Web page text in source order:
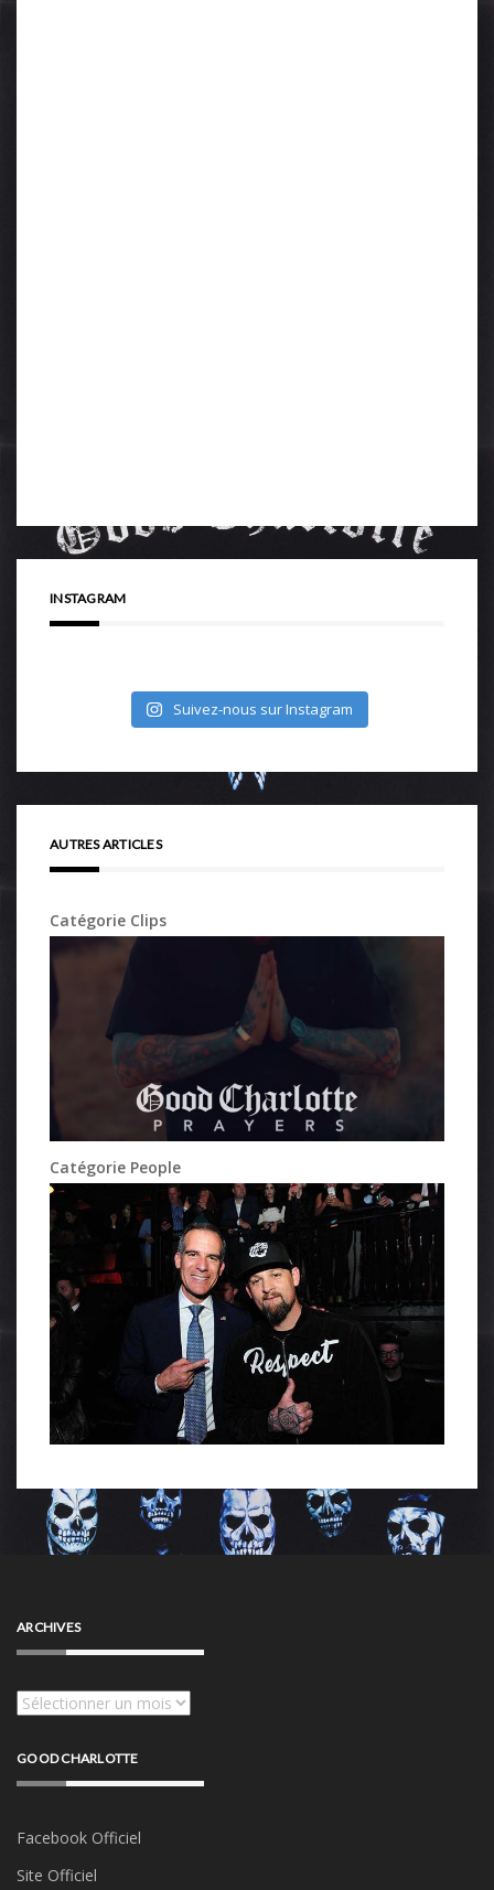
INSTAGRAM
Suivez-nous sur Instagram
AUTRES ARTICLES
Catégorie Clips
Catégorie People
ARCHIVES
Archives
GOOD CHARLOTTE
Facebook Officiel
Site Officiel